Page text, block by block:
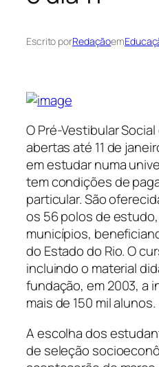
Escrito porRedaçãoem
O Pré-Vestibular
abertas até 11 de
em estudar numa
tem condições de
particular. São
os 56 polos de
municípios,
do Estado do Rio. O
incluindo o material
fundação, em 2003, a
mais de 150 mil alunos.
A escolha dos
de seleção